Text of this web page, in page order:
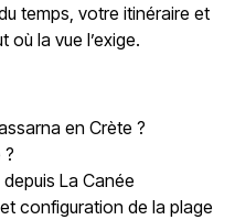
temps, votre itinéraire et
la vue l’exige.
en Crète ?
?
La Canée
configuration de la plage